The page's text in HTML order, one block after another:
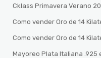
Cklass Primavera Verano
Como vender Oro de 14
Como vender Oro de 14
Mayoreo Plata Italiana .925